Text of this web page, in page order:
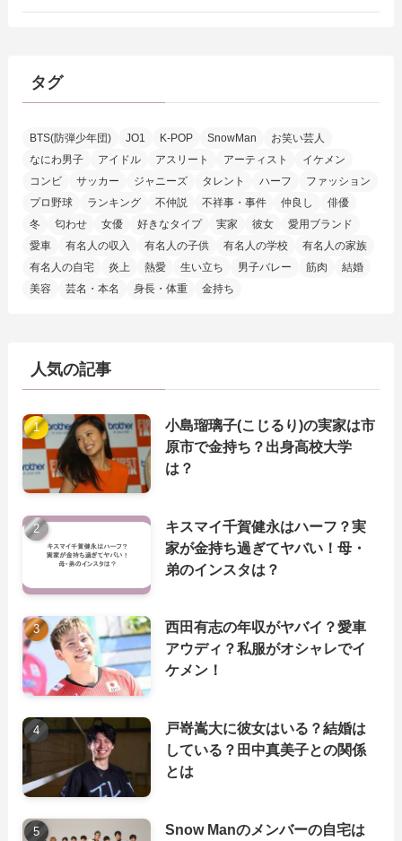
タグ
BTS(防弾少年団) JO1 K-POP SnowMan
お笑い芸人
なにわ男子
アイドル アスリート アーティスト
イケメン
コンビ
サッカー ジャニーズ タレント ハーフ
ファッション
プロ野球
ランキング 不仲説 不祥事・事件 仲良し
俳優
冬
匂わせ 女優 好きなタイプ 実家 彼女
愛用ブランド
愛車
有名人の収入 有名人の子供 有名人の学校
有名人の家族
有名人の自宅
炎上 熱愛 生い立ち 男子バレー 筋肉
結婚
美容
芸名・本名 身長・体重 金持ち
人気の記事
小島瑠璃子(こじるり)の実家は市
原市で金持ち？出身高校大学
は？
キスマイ千賀健永はハーフ？実
家が金持ち過ぎてヤバい！母・
弟のインスタは？
西田有志の年収がヤバイ？愛車
アウディ？私服がオシャレでイ
ケメン！
戸嵜嵩大に彼女はいる？結婚は
している？田中真美子との関係
とは
Snow Manのメンバーの自宅は